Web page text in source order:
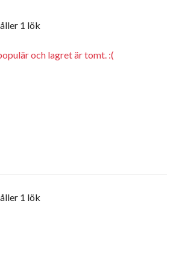
1 lök
och lagret är tomt. :(
1 lök